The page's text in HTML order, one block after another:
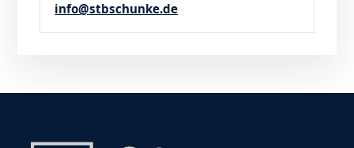
info@stbschunke.de